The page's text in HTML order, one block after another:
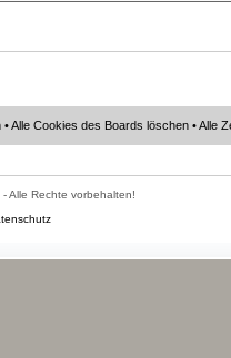
•Alle Cookies des Boards löschen • Alle
Alle Rechte vorbehalten!